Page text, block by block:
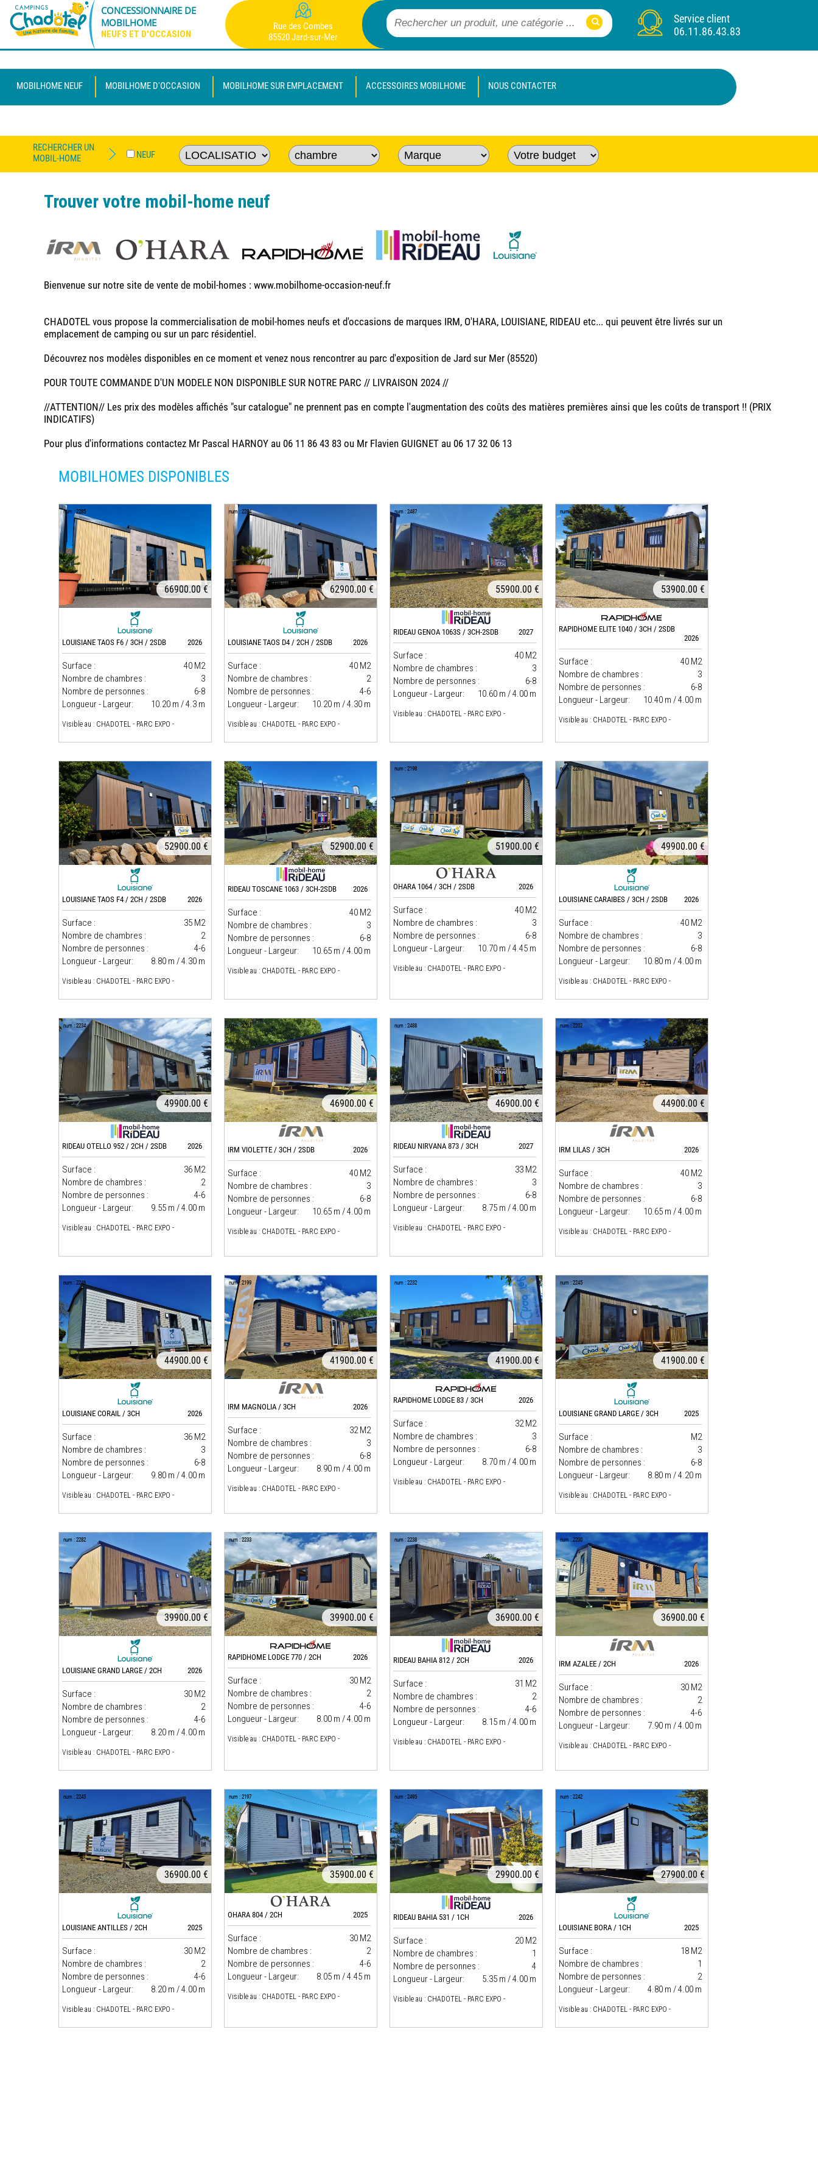
CONCESSIONNAIRE DE
MOBILHOME
NEUFS ET D'OCCASION
Rue des Combes
85520 Jard-sur-Mer
Service client
06.11.86.43.83
MOBILHOME NEUF MOBILHOME D'OCCASION MOBILHOME SUR EMPLACEMENT ACCESSOIRES MOBILHOME NOUS CONTACTER
RECHERCHER UN
MOBIL-HOME
NEUF
Trouver votre mobil-home neuf
Bienvenue sur notre site de vente de mobil-homes : www.mobilhome-occasion-neuf.fr
CHADOTEL vous propose la commercialisation de mobil-homes neufs et d'occasions de marques IRM, O'HARA, LOUISIANE, RIDEAU etc... qui peuvent être livrés sur un
emplacement de camping ou sur un parc résidentiel.
Découvrez nos modèles disponibles en ce moment et venez nous rencontrer au parc d'exposition de Jard sur Mer (85520)
POUR TOUTE COMMANDE D'UN MODELE NON DISPONIBLE SUR NOTRE PARC // LIVRAISON 2024 //
//ATTENTION// Les prix des modèles affichés "sur catalogue" ne prennent pas en compte l'augmentation des coûts des matières premières ainsi que les coûts de transport !! (PRIX
INDICATIFS)
Pour plus d'informations contactez Mr Pascal HARNOY au 06 11 86 43 83 ou Mr Flavien GUIGNET au 06 17 32 06 13
MOBILHOMES DISPONIBLES
num : 2285
66900.00 €
LOUISIANE TAOS F6 / 3CH / 2SDB 2026
Surface :
40 M2
Nombre de chambres :
3
Nombre de personnes :
6-8
Longueur - Largeur:
10.20 m / 4.3 m
Visible au : CHADOTEL - PARC EXPO -
num : 2284
62900.00 €
LOUISIANE TAOS D4 / 2CH / 2SDB 2026
Surface :
40 M2
Nombre de chambres :
2
Nombre de personnes :
4-6
Longueur - Largeur:
10.20 m / 4.30 m
Visible au : CHADOTEL - PARC EXPO -
num : 2487
55900.00 €
RIDEAU GENOA 1063S / 3CH-2SDB 2027
Surface :
40 M2
Nombre de chambres :
3
Nombre de personnes :
6-8
Longueur - Largeur:
10.60 m / 4.00 m
Visible au : CHADOTEL - PARC EXPO -
num : 2230
53900.00 €
RAPIDHOME ELITE 1040 / 3CH / 2SDB
2026
Surface :
40 M2
Nombre de chambres :
3
Nombre de personnes :
6-8
Longueur - Largeur:
10.40 m / 4.00 m
Visible au : CHADOTEL - PARC EXPO -
num : 2286
52900.00 €
LOUISIANE TAOS F4 / 2CH / 2SDB 2026
Surface :
35 M2
Nombre de chambres :
2
Nombre de personnes :
4-6
Longueur - Largeur:
8.80 m / 4.30 m
Visible au : CHADOTEL - PARC EXPO -
num : 2236
52900.00 €
RIDEAU TOSCANE 1063 / 3CH-2SDB 2026
Surface :
40 M2
Nombre de chambres :
3
Nombre de personnes :
6-8
Longueur - Largeur:
10.65 m / 4.00 m
Visible au : CHADOTEL - PARC EXPO -
num : 2198
51900.00 €
OHARA 1064 / 3CH / 2SDB 2026
Surface :
40 M2
Nombre de chambres :
3
Nombre de personnes :
6-8
Longueur - Largeur:
10.70 m / 4.45 m
Visible au : CHADOTEL - PARC EXPO -
num : 2283
49900.00 €
LOUISIANE CARAIBES / 3CH / 2SDB 2026
Surface :
40 M2
Nombre de chambres :
3
Nombre de personnes :
6-8
Longueur - Largeur:
10.80 m / 4.00 m
Visible au : CHADOTEL - PARC EXPO -
num : 2234
49900.00 €
RIDEAU OTELLO 952 / 2CH / 2SDB 2026
Surface :
36 M2
Nombre de chambres :
2
Nombre de personnes :
4-6
Longueur - Largeur:
9.55 m / 4.00 m
Visible au : CHADOTEL - PARC EXPO -
num : 2203
46900.00 €
IRM VIOLETTE / 3CH / 2SDB 2026
Surface :
40 M2
Nombre de chambres :
3
Nombre de personnes :
6-8
Longueur - Largeur:
10.65 m / 4.00 m
Visible au : CHADOTEL - PARC EXPO -
num : 2488
46900.00 €
RIDEAU NIRVANA 873 / 3CH 2027
Surface :
33 M2
Nombre de chambres :
3
Nombre de personnes :
6-8
Longueur - Largeur:
8.75 m / 4.00 m
Visible au : CHADOTEL - PARC EXPO -
num : 2202
44900.00 €
IRM LILAS / 3CH 2026
Surface :
40 M2
Nombre de chambres :
3
Nombre de personnes :
6-8
Longueur - Largeur:
10.65 m / 4.00 m
Visible au : CHADOTEL - PARC EXPO -
num : 2246
44900.00 €
LOUISIANE CORAIL / 3CH 2026
Surface :
36 M2
Nombre de chambres :
3
Nombre de personnes :
6-8
Longueur - Largeur:
9.80 m / 4.00 m
Visible au : CHADOTEL - PARC EXPO -
num : 2199
41900.00 €
IRM MAGNOLIA / 3CH 2026
Surface :
32 M2
Nombre de chambres :
3
Nombre de personnes :
6-8
Longueur - Largeur:
8.90 m / 4.00 m
Visible au : CHADOTEL - PARC EXPO -
num : 2232
41900.00 €
RAPIDHOME LODGE 83 / 3CH 2026
Surface :
32 M2
Nombre de chambres :
3
Nombre de personnes :
6-8
Longueur - Largeur:
8.70 m / 4.00 m
Visible au : CHADOTEL - PARC EXPO -
num : 2245
41900.00 €
LOUISIANE GRAND LARGE / 3CH 2025
Surface :
M2
Nombre de chambres :
3
Nombre de personnes :
6-8
Longueur - Largeur:
8.80 m / 4.20 m
Visible au : CHADOTEL - PARC EXPO -
num : 2282
39900.00 €
LOUISIANE GRAND LARGE / 2CH 2026
Surface :
30 M2
Nombre de chambres :
2
Nombre de personnes :
4-6
Longueur - Largeur:
8.20 m / 4.00 m
Visible au : CHADOTEL - PARC EXPO -
num : 2233
39900.00 €
RAPIDHOME LODGE 770 / 2CH 2026
Surface :
30 M2
Nombre de chambres :
2
Nombre de personnes :
4-6
Longueur - Largeur:
8.00 m / 4.00 m
Visible au : CHADOTEL - PARC EXPO -
num : 2238
36900.00 €
RIDEAU BAHIA 812 / 2CH 2026
Surface :
31 M2
Nombre de chambres :
2
Nombre de personnes :
4-6
Longueur - Largeur:
8.15 m / 4.00 m
Visible au : CHADOTEL - PARC EXPO -
num : 2200
36900.00 €
IRM AZALEE / 2CH 2026
Surface :
30 M2
Nombre de chambres :
2
Nombre de personnes :
4-6
Longueur - Largeur:
7.90 m / 4.00 m
Visible au : CHADOTEL - PARC EXPO -
num : 2243
36900.00 €
LOUISIANE ANTILLES / 2CH 2025
Surface :
30 M2
Nombre de chambres :
2
Nombre de personnes :
4-6
Longueur - Largeur:
8.20 m / 4.00 m
Visible au : CHADOTEL - PARC EXPO -
num : 2197
35900.00 €
OHARA 804 / 2CH 2025
Surface :
30 M2
Nombre de chambres :
2
Nombre de personnes :
4-6
Longueur - Largeur:
8.05 m / 4.45 m
Visible au : CHADOTEL - PARC EXPO -
num : 2495
29900.00 €
RIDEAU BAHIA 531 / 1CH 2026
Surface :
20 M2
Nombre de chambres :
1
Nombre de personnes :
4
Longueur - Largeur:
5.35 m / 4.00 m
Visible au : CHADOTEL - PARC EXPO -
num : 2242
27900.00 €
LOUISIANE BORA / 1CH 2025
Surface :
18 M2
Nombre de chambres :
1
Nombre de personnes :
2
Longueur - Largeur:
4.80 m / 4.00 m
Visible au : CHADOTEL - PARC EXPO -